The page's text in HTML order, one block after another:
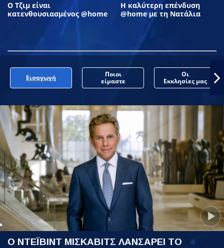
Ο Τζιμ είναι
κατενθουσιασμένος @home
Η καλύτερη επένδυση
@home με τη Νατάλια
Εισαγωγή
Ποιοι
είμαστε
Οι
Εκκλησίες μας
Ο ΝΤΕΪΒΙΝΤ ΜΙΣΚΑΒΙΤΣ ΛΑΝΣΑΡΕΙ ΤΟ